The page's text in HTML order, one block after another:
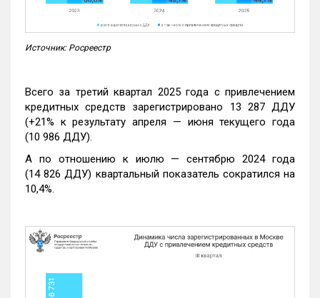
Источник: Росреестр
Всего за третий квартал 2025 года с привлечением
кредитных средств зарегистрировано 13 287 ДДУ
(+21% к результату апреля — июня текущего года
(10 986 ДДУ).
А по отношению к июлю — сентябрю 2024 года
(14 826 ДДУ) квартальный показатель сократился на
10,4%.